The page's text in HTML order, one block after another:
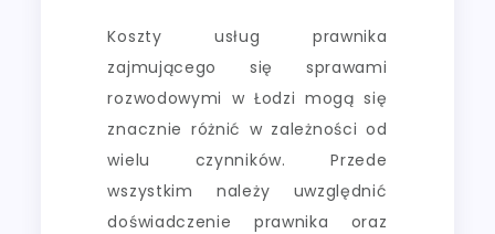
Koszty usług prawnika
zajmującego się sprawami
rozwodowymi w Łodzi mogą się
znacznie różnić w zależności od
wielu czynników. Przede
wszystkim należy uwzględnić
doświadczenie prawnika oraz